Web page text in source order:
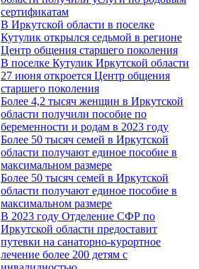
сертификатам
В Иркутской области в поселке
Кутулик открылся седьмой в регионе
Центр общения старшего поколения
В поселке Кутулик Иркутской области
27 июня откроется Центр общения
старшего поколения
Более 4,2 тысяч женщин в Иркутской
области получили пособие по
беременности и родам в 2023 году
Более 50 тысяч семей в Иркутской
области получают единое пособие в
максимальном размере
Более 50 тысяч семей в Иркутской
области получают единое пособие в
максимальном размере
В 2023 году Отделение СФР по
Иркутской области предоставит
путевки на санаторно-курортное
лечение более 200 детям с